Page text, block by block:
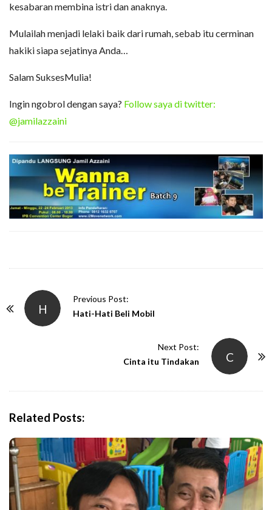
kesabaran membina istri dan anaknya.
Mulailah menjadi lelaki baik dari rumah, sebab itu cerminan
hakiki siapa sejatinya Anda…
Salam SuksesMulia!
Ingin ngobrol dengan saya? Follow saya di twitter:
@jamilazzaini
H
Previous Post:
Hati-Hati Beli Mobil
C
Next Post:
Cinta itu Tindakan
Related Posts: